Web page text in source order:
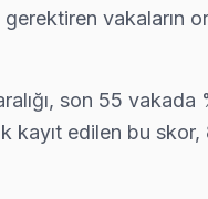
vakaların
son 55 vakada
edilen bu skor,